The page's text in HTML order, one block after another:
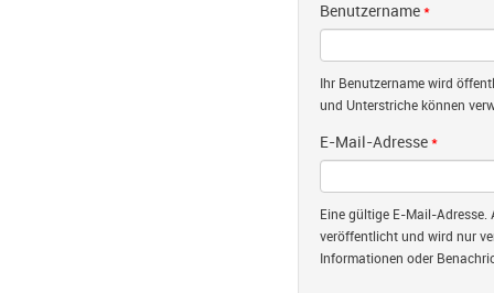
Benutzername *
Ihr Benutzername wird
und Unterstriche können
E-Mail-Adresse *
Eine gültige E-Mail-Adresse.
veröffentlicht und wird nur
Informationen oder